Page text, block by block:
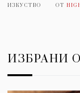
ИЗКУСТВО ОТ
ИЗБРАНИ